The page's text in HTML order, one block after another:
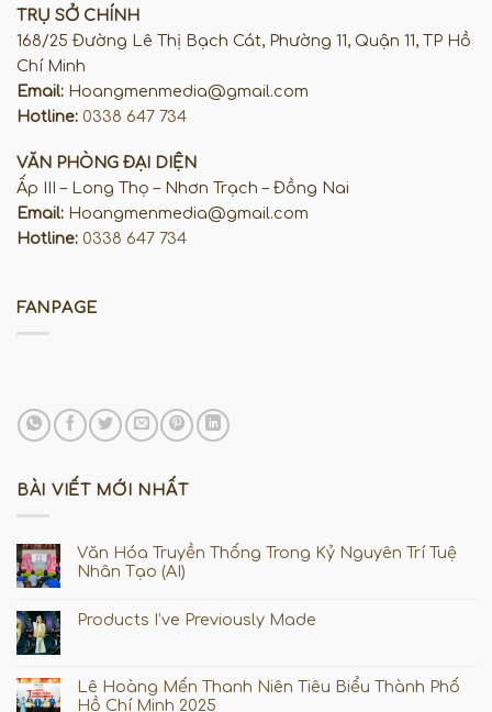
TRỤ SỞ CHÍNH
168/25 Đường Lê Thị Bạch Cát, Phường 11, Quận 11, TP Hồ
Chí Minh
Email: Hoangmenmedia@gmail.com
Hotline: 0338 647 734
VĂN PHÒNG ĐẠI DIỆN
Ấp III – Long Thọ – Nhơn Trạch – Đồng Nai
Email: Hoangmenmedia@gmail.com
Hotline: 0338 647 734
FANPAGE
BÀI VIẾT MỚI NHẤT
Văn Hóa Truyền Thống Trong Kỷ Nguyên Trí Tuệ
Nhân Tạo (AI)
Products I’ve Previously Made
Lê Hoàng Mến Thanh Niên Tiêu Biểu Thành Phố
Hồ Chí Minh 2025